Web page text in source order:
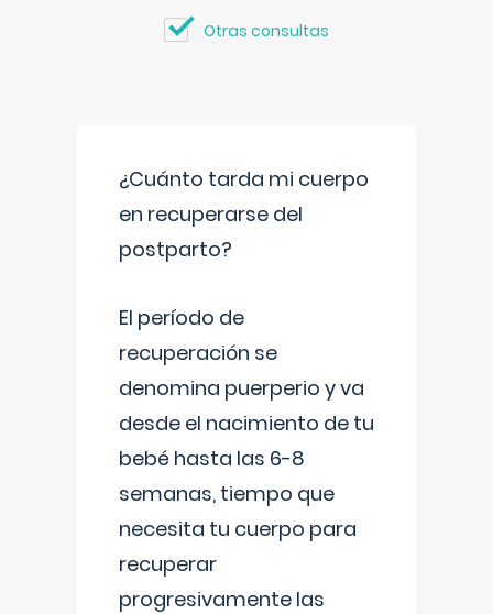
Otras consultas
¿Cuánto tarda mi cuerpo
en recuperarse del
postparto?
El período de
recuperación se
denomina puerperio y va
desde el nacimiento de tu
bebé hasta las 6-8
semanas, tiempo que
necesita tu cuerpo para
recuperar
progresivamente las